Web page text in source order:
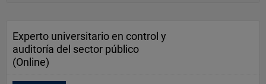
Experto universitario en control y
auditoría del sector público
(Online)